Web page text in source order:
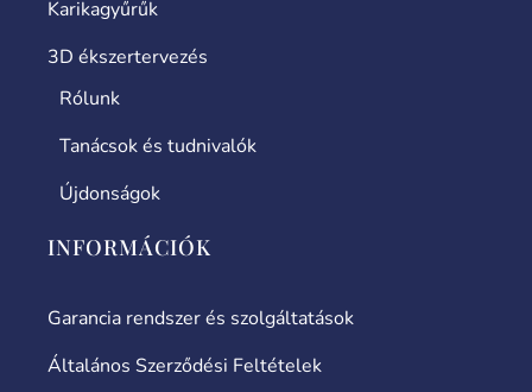
Karikagyűrűk
3D ékszertervezés
Rólunk
Tanácsok és tudnivalók
Újdonságok
INFORMÁCIÓK
Garancia rendszer és szolgáltatások
Általános Szerződési Feltételek